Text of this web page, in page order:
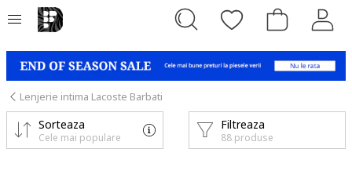
Lenjerie intima Lacoste Barbati
Filtreaza
88 produse
Sorteaza
Cele mai populare